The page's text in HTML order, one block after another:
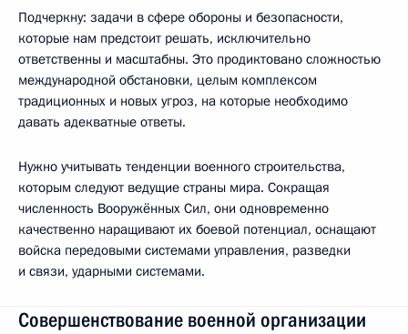
Подчеркну: задачи в сфере обороны и безопасности,
которые нам предстоит решать, исключительно
ответственны и масштабны. Это продиктовано сложностью
международной обстановки, целым комплексом
традиционных и новых угроз, на которые необходимо
давать адекватные ответы.
Нужно учитывать тенденции военного строительства,
которым следуют ведущие страны мира. Сокращая
численность Вооружённых Сил, они одновременно
качественно наращивают их боевой потенциал, оснащают
войска передовыми системами управления, разведки
и связи, ударными системами.
Совершенствование военной организации